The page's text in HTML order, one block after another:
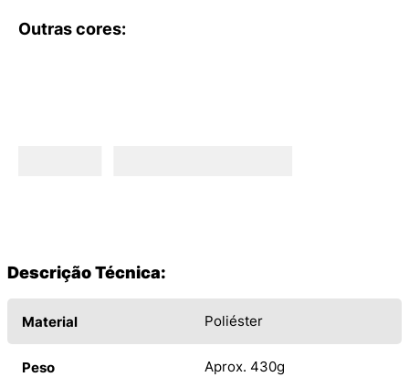
Outras cores:
Descrição Técnica:
Material Poliéster
Peso Aprox. 430g